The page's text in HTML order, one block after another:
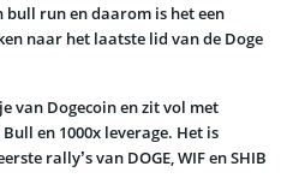
bull run en daarom is het een
naar het laatste lid van de Doge
van Dogecoin en zit vol met
en 1000x leverage. Het is
rally’s van DOGE, WIF en SHIB